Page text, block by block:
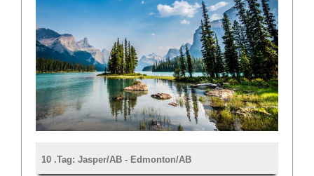
10 .Tag: Jasper/AB - Edmonton/AB